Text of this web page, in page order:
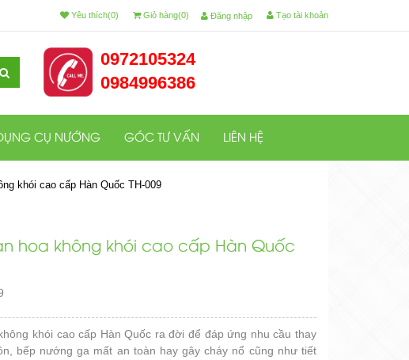
Đăng nhập Tạo tài khoản
Yêu thích(0) Giỏ hàng(0)
0972105324
0984996386
CỤ NƯỚNG GÓC TƯ VẤN LIÊN HỆ
khói cao cấp Hàn Quốc TH-009
hoa không khói cao cấp Hàn Quốc
khói cao cấp Hàn Quốc ra đời để đáp ứng nhu cầu thay
bếp nướng ga mất an toàn hay gây cháy nổ cũng như tiết